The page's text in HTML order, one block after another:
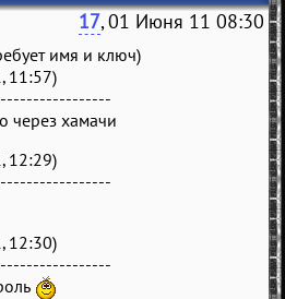
17, 01 Июня 11 08:30
имя и ключ)
11:57)
через хамачи
12:29)
12:30)